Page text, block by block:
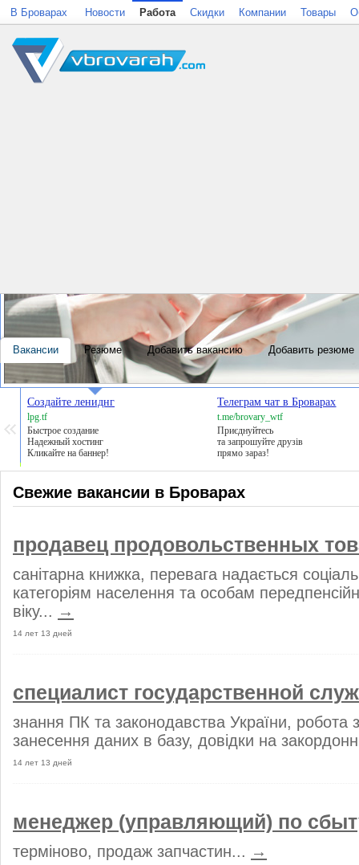
Создайте лениднг
lpg.tf
Быстрое создание
Надежный хостинг
Кликайте на баннер!
Телеграм чат в Броварах
t.me/brovary_wtf
Приєднуйтесь
та запрошуйте друзів
прямо зараз!
Свежие вакансии в Броварах
продавец продовольственных
санітарна книжка, перевага надається
категоріям населення та особам
віку... →
14 лет 13 дней
специалист государственной
знання ПК та законодавства України, робота
занесення даних в базу, довідки на
14 лет 13 дней
менеджер (управляющий) по
терміново, продаж запчастин... →
В Броварах Новости Работа Скидки Компании Товары
Вакансии Резюме Добавить вакансию Добавить резюме